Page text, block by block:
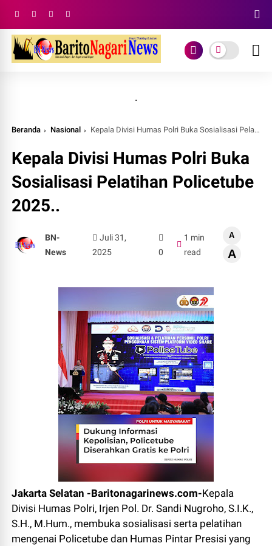
.
Beranda Nasional Kepala Divisi Humas Polri Buka Sosialisasi Pelatihan Policetube 2025..
Kepala Divisi Humas Polri Buka
Sosialisasi Pelatihan Policetube
2025..
BN-
News
Juli 31,
2025
0
1 min
read
A
A
Jakarta Selatan -Baritonagarinews.com-Kepala
Divisi Humas Polri, Irjen Pol. Dr. Sandi Nugroho, S.I.K.,
S.H., M.Hum., membuka sosialisasi serta pelatihan
mengenai Policetube dan Humas Pintar Presisi yang